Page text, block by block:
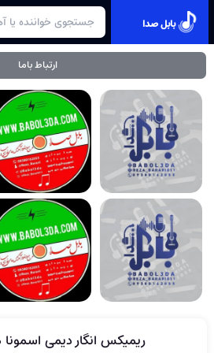
بابل صدا
ارتباط باما
ریمیکس انگار دیمی اسمونا